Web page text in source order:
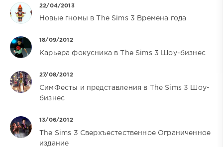
22/04/2013
Новые гномы в The Sims 3 Времена года
18/09/2012
Карьера фокусника в The Sims 3 Шоу-бизнес
27/08/2012
СимФесты и представления в The Sims 3 Шоу-
бизнес
13/06/2012
The Sims 3 Сверхъестественное Ограниченное
издание